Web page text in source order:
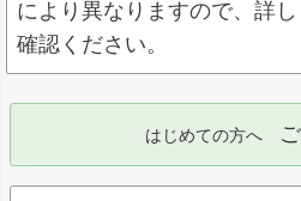
により異なりますので、詳
確認ください。
はじめての方へ